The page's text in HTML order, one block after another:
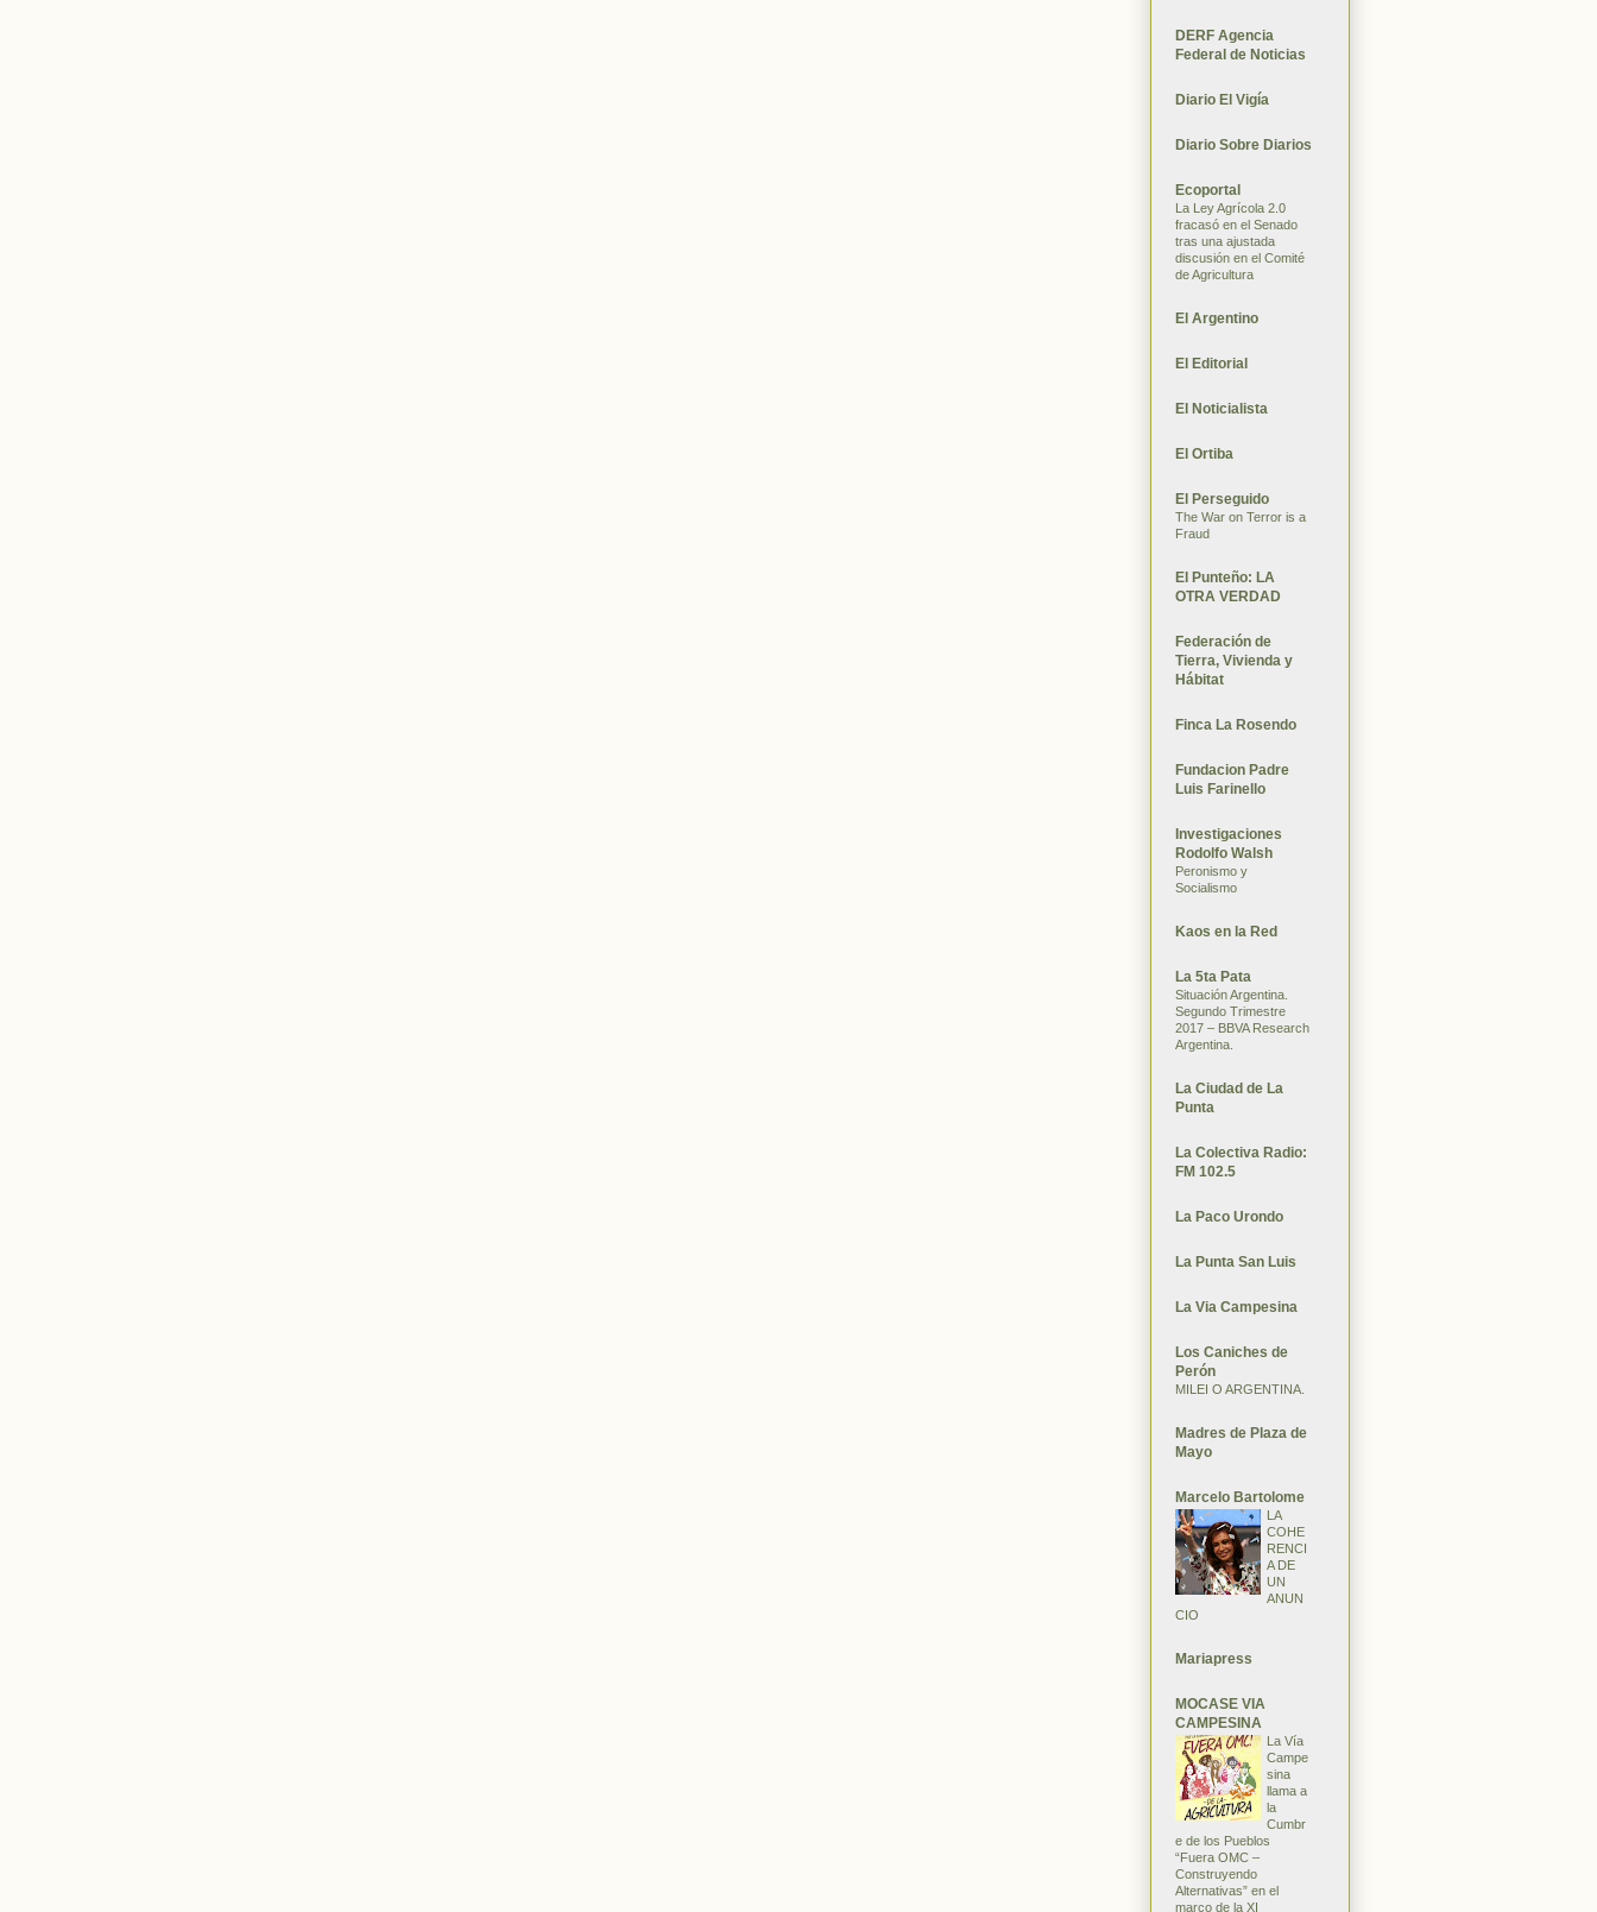
DERF Agencia
Federal de Noticias
Diario El Vigía
Diario Sobre Diarios
Ecoportal
La Ley Agrícola 2.0
fracasó en el Senado
tras una ajustada
discusión en el Comité
de Agricultura
El Argentino
El Editorial
El Noticialista
El Ortiba
El Perseguido
The War on Terror is a
Fraud
El Punteño: LA
OTRA VERDAD
Federación de
Tierra, Vivienda y
Hábitat
Finca La Rosendo
Fundacion Padre
Luis Farinello
Investigaciones
Rodolfo Walsh
Peronismo y
Socialismo
Kaos en la Red
La 5ta Pata
Situación Argentina.
Segundo Trimestre
2017 – BBVA Research
Argentina.
La Ciudad de La
Punta
La Colectiva Radio:
FM 102.5
La Paco Urondo
La Punta San Luis
La Via Campesina
Los Caniches de
Perón
MILEI O ARGENTINA.
Madres de Plaza de
Mayo
Marcelo Bartolome
LA
COHE
RENCI
A DE
UN
ANUN
CIO
Mariapress
MOCASE VIA
CAMPESINA
La Vía
Campe
sina
llama a
la
Cumbr
e de los Pueblos
“Fuera OMC –
Construyendo
Alternativas” en el
marco de la XI